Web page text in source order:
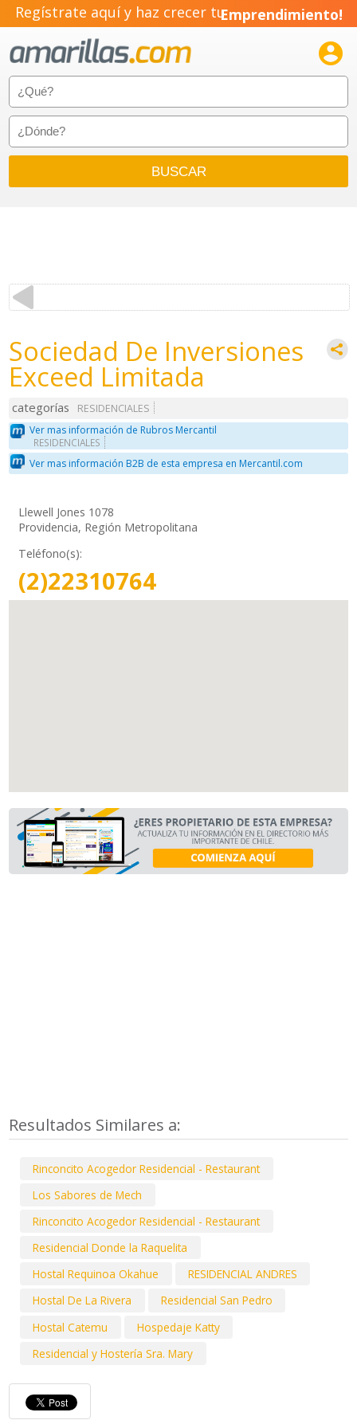
Regístrate aquí y haz crecer tuEmprendimiento!

Sociedad De Inversiones
Exceed Limitada
categorías
RESIDENCIALES
Ver mas información de Rubros Mercantil
RESIDENCIALES
Ver mas información B2B de esta empresa en Mercantil.com
Llewell Jones 1078
Providencia, Región Metropolitana
Teléfono(s):
(2)22310764
Resultados Similares a:
Rinconcito Acogedor Residencial - Restaurant
Los Sabores de Mech
Rinconcito Acogedor Residencial - Restaurant
Residencial Donde la Raquelita
Hostal Requinoa Okahue
RESIDENCIAL ANDRES
Hostal De La Rivera
Residencial San Pedro
Hostal Catemu
Hospedaje Katty
Residencial y Hostería Sra. Mary